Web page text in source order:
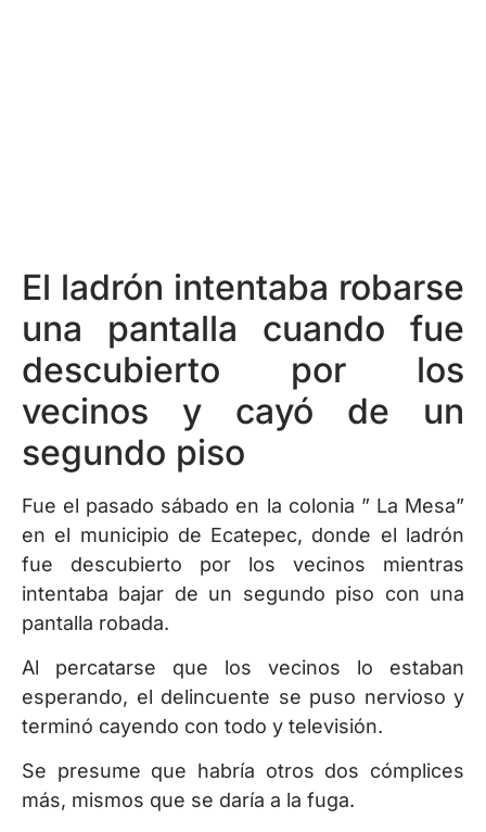
El ladrón intentaba robarse
una pantalla cuando fue
descubierto por los
vecinos y cayó de un
segundo piso
Fue el pasado sábado en la colonia ” La Mesa”
en el municipio de Ecatepec, donde el ladrón
fue descubierto por los vecinos mientras
intentaba bajar de un segundo piso con una
pantalla robada.
Al percatarse que los vecinos lo estaban
esperando, el delincuente se puso nervioso y
terminó cayendo con todo y televisión.
Se presume que habría otros dos cómplices
más, mismos que se daría a la fuga.